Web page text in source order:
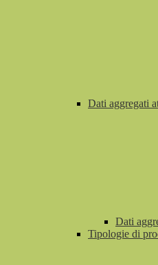
Dati aggregati
Dati
Tipologie di